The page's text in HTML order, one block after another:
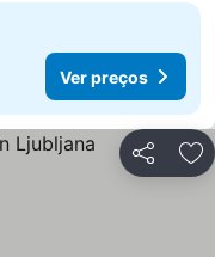
Ver preços
Partilhar